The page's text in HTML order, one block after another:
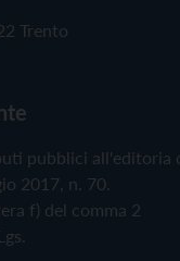
Trento
pubblici all'editoria
2017, n. 70.
f) del comma 2